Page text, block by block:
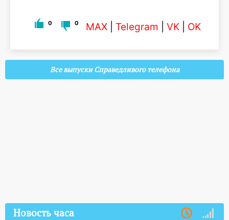
0 0 MAX Telegram VK OK
Все выпуски Справедливого телефона
Новость часа